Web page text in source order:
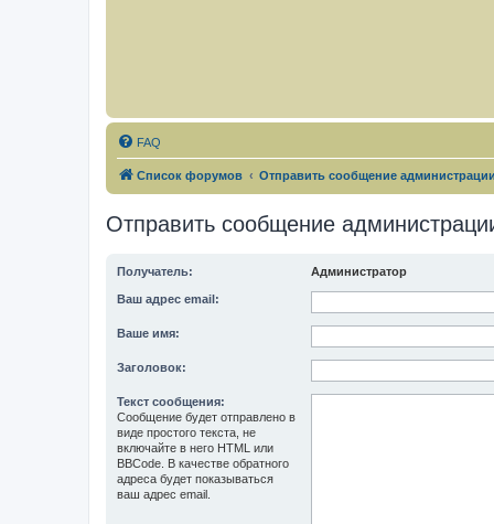
FAQ
Список форумов Отправить сообщение администрации
Отправить сообщение
Получатель: Администратор
Ваш адрес email:
Ваше имя:
Заголовок:
Текст сообщения:
Сообщение будет отправлено в
виде простого текста, не
включайте в него HTML или
BBCode. В качестве обратного
адреса будет показываться
ваш адрес email.